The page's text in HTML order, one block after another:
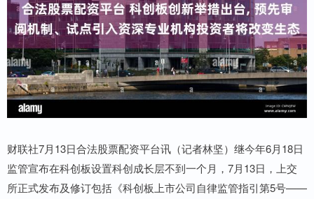
财联社7月13日合法股票配资平台讯（记者林坚）继今年6月18日
监管宣布在科创板设置科创成长层不到一个月，7月13日，上交
所正式发布及修订包括《科创板上市公司自律监管指引第5号——